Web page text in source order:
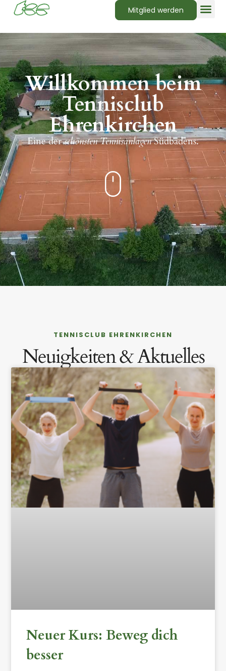
Mitglied werden
Willkommen beim
Tennisclub
Ehrenkirchen
Eine derschönsten TennisanlagenSüdbadens.
TENNISCLUB EHRENKIRCHEN
Neuigkeiten & Aktuelles
Neuer Kurs: Beweg dich
besser